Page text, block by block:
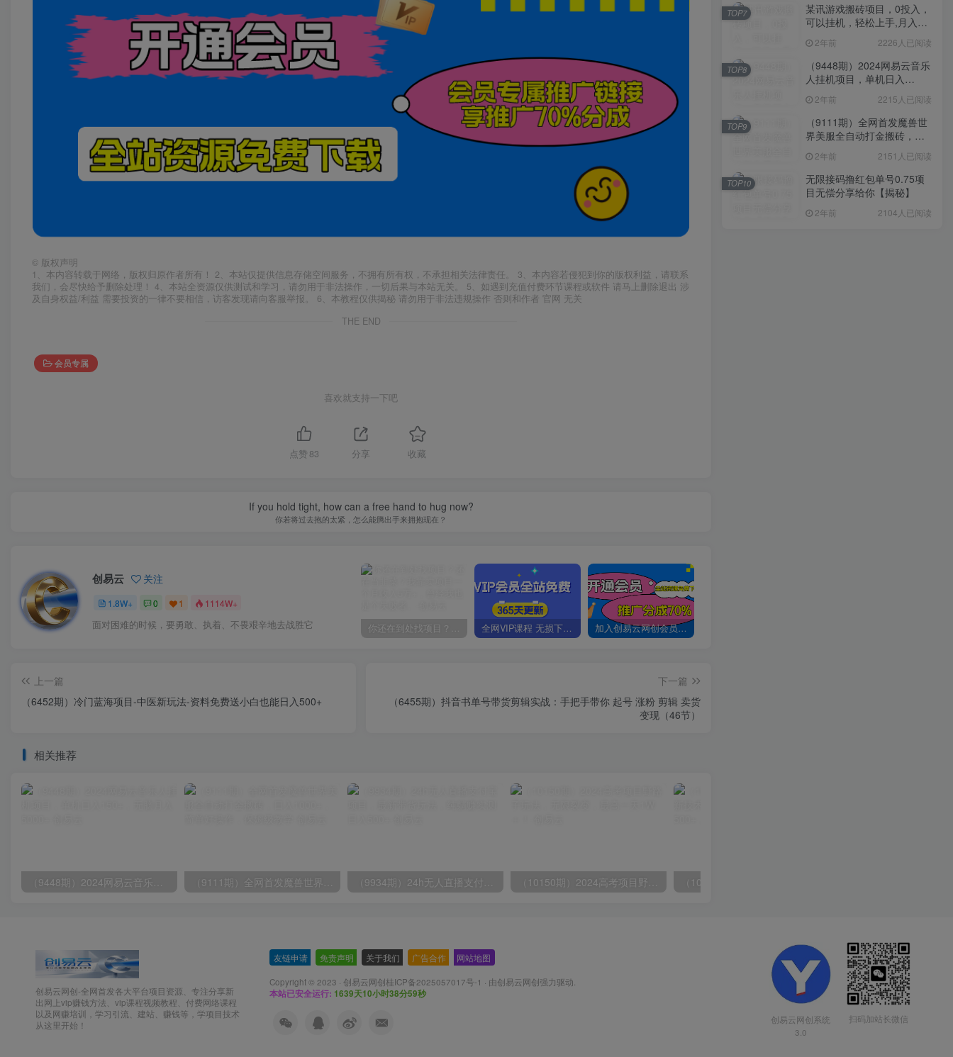
© 版权声明
1、本内容转载于网络，版权归原作者所有！ 2、本站仅提供信息存储空间服务，不拥有所有权，不承担相关法律责任。 3、本内容若侵犯到你的版权利益，请联系
我们，会尽快给予删除处理！ 4、本站全资源仅供测试和学习，请勿用于非法操作，一切后果与本站无关。 5、如遇到充值付费环节课程或软件 请马上删除退出 涉
及自身权益/利益 需要投资的一律不要相信，访客发现请向客服举报。 6、本教程仅供揭秘 请勿用于非法违规操作 否则和作者 官网 无关
THE END
会员专属
喜欢就支持一下吧
点赞 83 分享 收藏
If you hold tight, how can a free hand to hug now?
你若将过去抱的太紧，怎么能腾出手来拥抱现在？
创易云 关注
1.8W+ 0 1 1114W+
面对困难的时候，要勇敢、执着、不畏艰辛地去战胜它 你还在到处找项目？还在当韭菜？我靠卖项目一个月收入5万+，曾经我也是个失败者。 全网VIP课程 无损下载~ 加入创易云网创会员，全站资源免费学习。
上一篇
（6452期）冷门蓝海项目-中医新玩法-资料免费送小白也能日入500+
下一篇
（6455期）抖音书单号带货剪辑实战：手把手带你 起号 涨粉 剪辑 卖货
变现（46节）
相关推荐
（9448期）2024网易云音乐人挂机项目，单机日入150+，无脑月入5000+ （9111期）全网首发魔兽世界美服全自动打金搬砖，日入1000+，简单好操作，保姆级教学 （9934期）24h无人直播支付宝项目，最新带货玩法，纯躺赚实测日入500+ （10150期）2024高考项目野路子玩法，无限裂变，最高一天1W＋！
某讯游戏搬砖项目，0投入，
可以挂机，轻松上手,月入
2年前 2226人已阅读
TOP7
（9448期）2024网易云音乐
人挂机项目，单机日入
2年前 2215人已阅读
TOP8
（9111期）全网首发魔兽世
界美服全自动打金搬砖，日
姆级教学
2年前 2151人已阅读
TOP9
无限接码撸红包单号0.75项
目无偿分享给你【揭秘】
2年前 2104人已阅读
TOP10
创易云网创-全网首发各大平台项目资源、专注分享新
出网上vip赚钱方法、vip课程视频教程、付费网络课程
以及网赚培训，学习引流、建站、赚钱等，学项目技术
从这里开始！
友链申请 免责声明 关于我们 广告合作 网站地图
Copyright © 2023 · 创易云网创桂ICP备2025057017号-1 · 由创易云网创强力驱动.
本站已安全运行: 1639天10小时39分1秒
创易云网创系统
3.0
扫码加站长微信